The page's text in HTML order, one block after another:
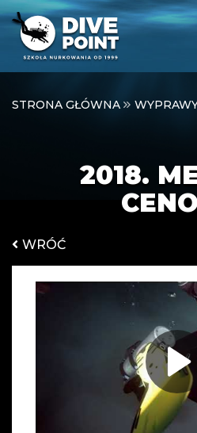
STRONA GŁÓWNA
2018.
WRÓĆ